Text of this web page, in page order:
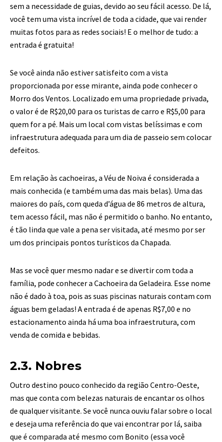
sem a necessidade de guias, devido ao seu fácil acesso. De lá,
você tem uma vista incrível de toda a cidade, que vai render
muitas fotos para as redes sociais! E o melhor de tudo: a
entrada é gratuita!
Se você ainda não estiver satisfeito com a vista
proporcionada por esse mirante, ainda pode conhecer o
Morro dos Ventos. Localizado em uma propriedade privada,
o valor é de R$20,00 para os turistas de carro e R$5,00 para
quem for a pé. Mais um local com vistas belíssimas e com
infraestrutura adequada para um dia de passeio sem colocar
defeitos.
Em relação às cachoeiras, a Véu de Noiva é considerada a
mais conhecida (e também uma das mais belas). Uma das
maiores do país, com queda d’água de 86 metros de altura,
tem acesso fácil, mas não é permitido o banho. No entanto,
é tão linda que vale a pena ser visitada, até mesmo por ser
um dos principais pontos turísticos da Chapada.
Mas se você quer mesmo nadar e se divertir com toda a
família, pode conhecer a Cachoeira da Geladeira. Esse nome
não é dado à toa, pois as suas piscinas naturais contam com
águas bem geladas! A entrada é de apenas R$7,00 e no
estacionamento ainda há uma boa infraestrutura, com
venda de comida e bebidas.
2.3. Nobres
Outro destino pouco conhecido da região Centro-Oeste,
mas que conta com belezas naturais de encantar os olhos
de qualquer visitante. Se você nunca ouviu falar sobre o local
e deseja uma referência do que vai encontrar por lá, saiba
que é comparada até mesmo com Bonito (essa você